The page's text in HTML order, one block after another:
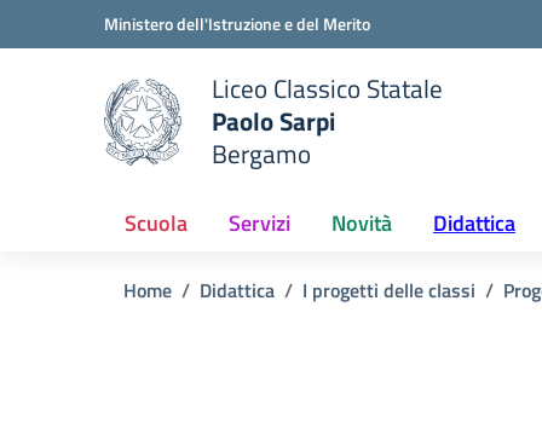
Vai ai contenuti
Vai al menu di navigazioneMinistero dell'Istruzione e del Merito
scuola
Liceo Classico Statale
Paolo Sarpi
Bergamo
Scuola Servizi Novità Didattica
Home Didattica I progetti delle classi